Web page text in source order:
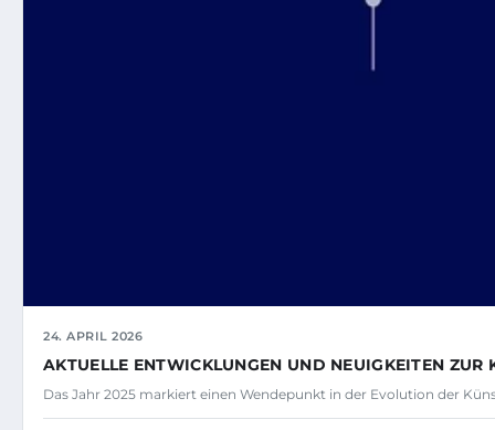
24. APRIL 2026
AKTUELLE ENTWICKLUNGEN UND NEUIGKEITEN
Das Jahr 2025 markiert einen Wendepunkt in der Evolution der